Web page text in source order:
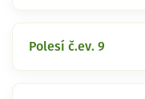
Polesí č.ev. 9